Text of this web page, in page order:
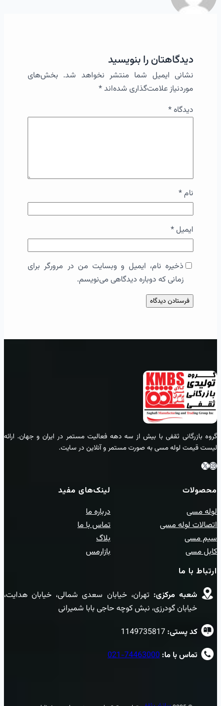
دیدگاهتان را بنویسید
نشانی ایمیل شما منتشر نخواهد شد. بخش‌های
موردنیاز علامت‌گذاری شده‌اند*
دیدگاه*
نام*
ایمیل*
ذخیره نام، ایمیل و وبسایت من در مرورگر برای
زمانی که دوباره دیدگاهی می‌نویسم.
گروه بازرگانی ثقفی با بیش از سه دهه فعالیت مستمر در ایران و جهان. ارائه
لیست قیمت لوله مسی به صورت مستمر و آنلاین در سایت.
اینستاگرام ایکس
محصولات
لوله مسی
اتصالات لوله مسی
سیم مسی
کابل مسی
لینک‌های مفید
درباره ما
تماس با ما
بلاگ
بازارمس
ارتباط با ما
شعبه مرکزی:‌ تهران، خیابان سعدی شمالی، خیابان هدایت،
خیابان گودرزی، نبش کوچه حاجی بابا شمیرانی
کد پستی:
تماس با ما: 74463000-021